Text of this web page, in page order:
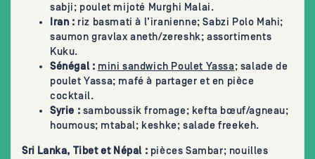
sabji; poulet mijoté Murghi Malai.
Iran : riz basmati à l’iranienne; Sabzi Polo Mahi;
saumon gravlax aneth/zereshk; assortiments
Kuku.
Sénégal : mini sandwich Poulet Yassa; salade de
poulet Yassa; mafé à partager et en pièce
cocktail.
Syrie : samboussik fromage; kefta bœuf/agneau;
houmous; mtabal; keshke; salade freekeh.
Sri Lanka, Tibet et Népal : pièces Sambar; nouilles